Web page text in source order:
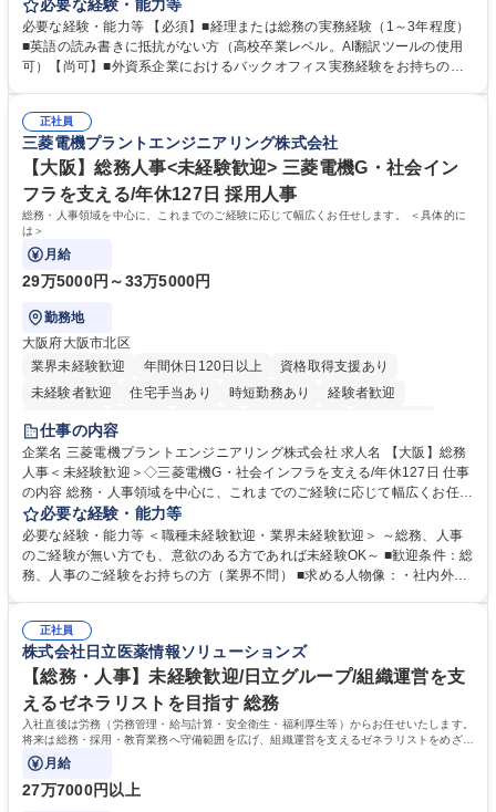
の資本市場戦略を設計する当社にて経理・総務をお任せします。基礎的な
バックオフィス業務からスタートし組織を支える専任担当として広く活躍
できる環境です。 ■日常経理、月次および年次決算サポート業務 ■本国
（グローバル）との英文メール対応（AI翻訳ツール等を使用しての対応で
業務をお任せします。残業も基本的には発生せず、ご自身のペースで業務
を進めやすく定着率の高い環境です。 募集職種 東京【経理・総務】週1日
出社程度のリモート中心/残業基本無/独立系ファーム
必要な経験・能力等
必要な経験・能力等 【必須】■経理または総務の実務経験（1～3年程度）
■英語の読み書きに抵抗がない方（高校卒業レベル。AI翻訳ツールの使用
可）【尚可】■外資系企業におけるバックオフィス実務経験をお持ちの方
【働き方について】現在は週4日程度の在宅勤務を実施しており、ワーク
ライフバランスを重視する方に最適な環境です（フルリモートも面接で相
談可）。【求める人物像】幅広いバックオフィス業務に柔軟に対応でき、
社内外と円滑にコミュニケーションを取りながら業務を推進できる方 学
歴・資格 学歴：大学院 大学 高専 短大 専修学校 高校 語学力： 資格：
正社員
三菱電機プラントエンジニアリング株式会社
【大阪】総務人事<未経験歓迎> 三菱電機G・社会イン
フラを支える/年休127日 採用人事
総務・人事領域を中心に、これまでのご経験に応じて幅広くお任せします。 ＜具体的に
は＞
月給
29万5000円～33万5000円
勤務地
大阪府大阪市北区
業界未経験歓迎
年間休日120日以上
資格取得支援あり
未経験者歓迎
住宅手当あり 時短勤務あり
経験者歓迎
退職金あり
駅近5分以内
土日祝休み 服装自由 寮・社宅あり 食事補助あり
仕事の内容
企業名 三菱電機プラントエンジニアリング株式会社 求人名 【大阪】総務
人事＜未経験歓迎＞◇三菱電機G・社会インフラを支える/年休127日 仕事
の内容 総務・人事領域を中心に、これまでのご経験に応じて幅広くお任せ
します。 ＜具体的には＞ ・総務/人事労務（給与・社保・勤怠管理など）
・採用・教育研修 ・福利厚生運用 など ※基本的には事務所勤務ですが、
採用や教育等の業務内容により、関西圏以外への日帰り・宿泊を伴う国内
出張もございます。 ※担当業務を持ちつつ、お互いに助け合いながら、総
必要な経験・能力等
必要な経験・能力等 ＜職種未経験歓迎・業界未経験歓迎＞ ～総務、人事
のご経験が無い方でも、意欲のある方であれば未経験OK～ ■歓迎条件：総
務、人事のご経験をお持ちの方（業界不問） ■求める人物像：・社内外の
正社員
株式会社日立医薬情報ソリューションズ
【総務・人事】未経験歓迎/日立グループ/組織運営を支
えるゼネラリストを目指す 総務
入社直後は労務（労務管理・給与計算・安全衛生・福利厚生等）からお任せいたします。
将来は総務・採用・教育業務へ守備範囲を広げ、組織運営を支えるゼネラリストをめざせ
ます。
月給
27万7000円以上